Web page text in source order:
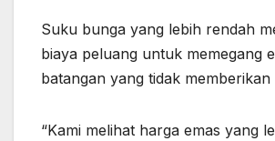
Suku bunga yang lebih rendah
biaya peluang untuk memegang
batangan yang tidak memberikan
“Kami melihat harga emas yang